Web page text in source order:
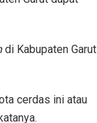
di Kabupaten Garut
cerdas ini atau